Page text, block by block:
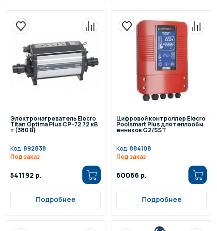
Электронагреватель Elecro
Titan Optima Plus СP-72 72 кВ
т (380 В)
Код: 892838
Под заказ
541192 р.
Подробнее
Цифровой контроллер Elecro
Poolsmart Plus для теплообм
енников G2/SST
Код: 884108
Под заказ
60066 р.
Подробнее